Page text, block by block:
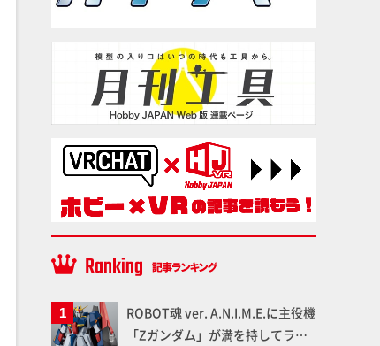
ROBOT魂 ver. A.N.I.M.E.に主役機
「Zガンダム」が満を持してライ